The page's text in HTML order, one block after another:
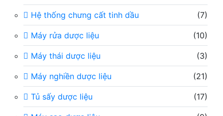
Hệ thống chưng cất tinh dầu (7)
Máy rửa dược liệu (10)
Máy thái dược liệu (3)
Máy nghiền dược liệu (21)
Tủ sấy dược liệu (17)